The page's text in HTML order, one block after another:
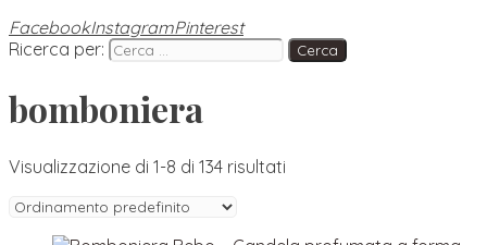
FacebookInstagramPinterest
Ricerca per:
bomboniera
Visualizzazione di 1-8 di 134 risultati